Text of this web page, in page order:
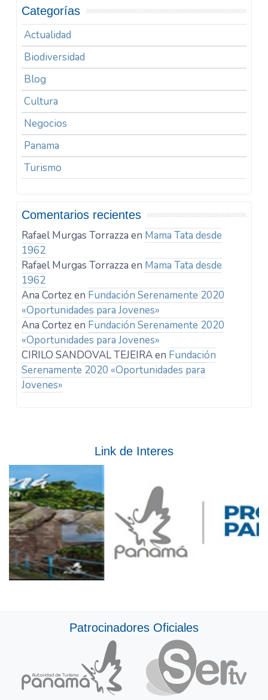
Categorías
Actualidad
Biodiversidad
Blog
Cultura
Negocios
Panama
Turismo
Comentarios recientes
Rafael Murgas Torrazza en Mama Tata desde
1962
Rafael Murgas Torrazza en Mama Tata desde
1962
Ana Cortezen Fundación Serenamente 2020
«Oportunidades para Jovenes»
Ana Cortezen Fundación Serenamente 2020
«Oportunidades para Jovenes»
CIRILO SANDOVAL TEJEIRAen Fundación
Serenamente 2020 «Oportunidades para
Jovenes»
Link de Interes
Patrocinadores Oficiales